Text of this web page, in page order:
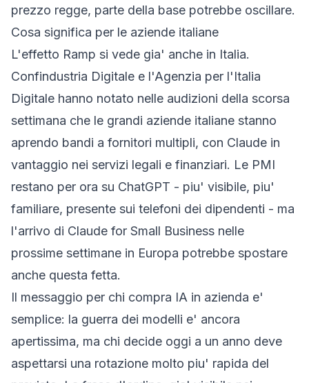
prezzo regge, parte della base potrebbe oscillare.
Cosa significa per le aziende italiane
L'effetto Ramp si vede gia' anche in Italia.
Confindustria Digitale e l'Agenzia per l'Italia
Digitale hanno notato nelle audizioni della scorsa
settimana che le grandi aziende italiane stanno
aprendo bandi a fornitori multipli, con Claude in
vantaggio nei servizi legali e finanziari. Le PMI
restano per ora su ChatGPT - piu' visibile, piu'
familiare, presente sui telefoni dei dipendenti - ma
l'arrivo di Claude for Small Business nelle
prossime settimane in Europa potrebbe spostare
anche questa fetta.
Il messaggio per chi compra IA in azienda e'
semplice: la guerra dei modelli e' ancora
apertissima, ma chi decide oggi a un anno deve
aspettarsi una rotazione molto piu' rapida del